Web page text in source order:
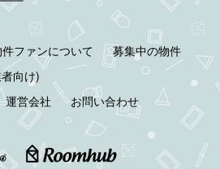
ファンについて
募集中の物件
向け)
運営会社 お問い合わせ